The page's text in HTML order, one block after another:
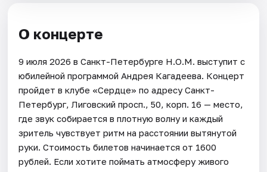
О концерте
9 июля 2026 в Санкт-Петербурге Н.О.М. выступит с
юбилейной программой Андрея Кагадеева. Концерт
пройдет в клубе «Сердце» по адресу Санкт-
Петербург, Лиговский просп., 50, корп. 16 — место,
где звук собирается в плотную волну и каждый
зритель чувствует ритм на расстоянии вытянутой
руки. Стоимость билетов начинается от 1600
рублей. Если хотите поймать атмосферу живого